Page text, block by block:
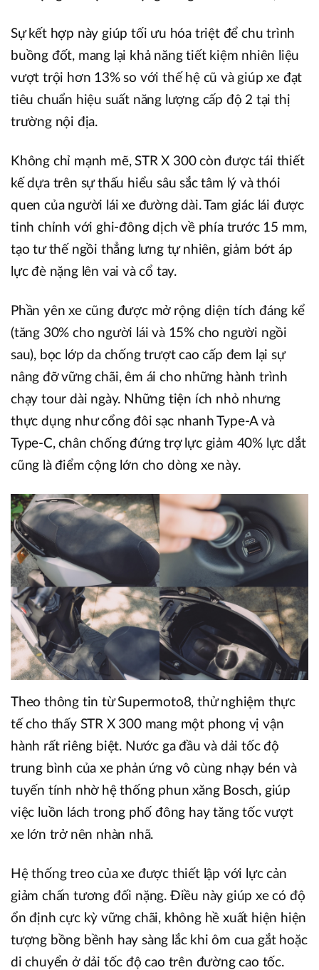
Sự kết hợp này giúp tối ưu hóa triệt để chu trình
buồng đốt, mang lại khả năng tiết kiệm nhiên liệu
vượt trội hơn 13% so với thế hệ cũ và giúp xe đạt
tiêu chuẩn hiệu suất năng lượng cấp độ 2 tại thị
trường nội địa.
Không chỉ mạnh mẽ, STR X 300 còn được tái thiết
kế dựa trên sự thấu hiểu sâu sắc tâm lý và thói
quen của người lái xe đường dài. Tam giác lái được
tinh chỉnh với ghi-đông dịch về phía trước 15 mm,
tạo tư thế ngồi thẳng lưng tự nhiên, giảm bớt áp
lực đè nặng lên vai và cổ tay.
Phần yên xe cũng được mở rộng diện tích đáng kể
(tăng 30% cho người lái và 15% cho người ngồi
sau), bọc lớp da chống trượt cao cấp đem lại sự
nâng đỡ vững chãi, êm ái cho những hành trình
chạy tour dài ngày. Những tiện ích nhỏ nhưng
thực dụng như cổng đôi sạc nhanh Type-A và
Type-C, chân chống đứng trợ lực giảm 40% lực dắt
cũng là điểm cộng lớn cho dòng xe này.
Theo thông tin từ Supermoto8, thử nghiệm thực
tế cho thấy STR X 300 mang một phong vị vận
hành rất riêng biệt. Nước ga đầu và dải tốc độ
trung bình của xe phản ứng vô cùng nhạy bén và
tuyến tính nhờ hệ thống phun xăng Bosch, giúp
việc luồn lách trong phố đông hay tăng tốc vượt
xe lớn trở nên nhàn nhã.
Hệ thống treo của xe được thiết lập với lực cản
giảm chấn tương đối nặng. Điều này giúp xe có độ
ổn định cực kỳ vững chãi, không hề xuất hiện hiện
tượng bồng bềnh hay sàng lắc khi ôm cua gắt hoặc
di chuyển ở dải tốc độ cao trên đường cao tốc.